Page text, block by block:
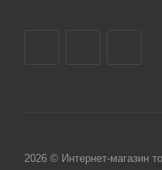
2026 © Интернет-магазин